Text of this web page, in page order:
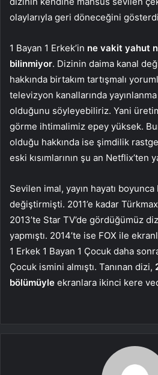
olaylarıyla geri döneceğini
1 Bayan 1 Erkek’in ne vakit yahut
bilinmiyor. Dizinin daima kanal
hakkında birtakım tartışmalı
televizyon kanallarında
olduğunu söyleyebiliriz. Yani
görme ihtimalimiz epey yüksek.
olduğu hakkında ise şimdilik
eski kısımlarının şu an Netflix’ten
Sevilen imal, yayın hayatı
değiştirmişti. 2011’e kadar
2013’te Star TV’de gördüğümüz
yapmıştı. 2014’te ise FOX ile
1 Erkek 1 Bayan 1 Çocuk daha
Çocuk ismini almıştı. Tanınan dizi,
bölümüyle ekranlara ikinci kere